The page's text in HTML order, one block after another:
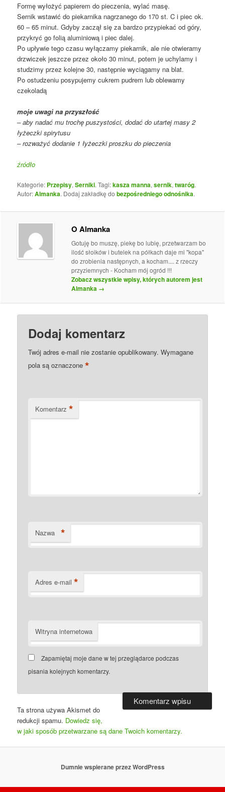
Formę wyłożyć papierem do pieczenia, wylać masę.
Sernik wstawić do piekarnika nagrzanego do 170 st. C i piec ok.
60 – 65 minut. Gdyby zaczął się za bardzo przypiekać od góry,
przykryć go folią aluminiową i piec dalej.
Po upływie tego czasu wyłączamy piekarnik, ale nie otwieramy
drzwiczek jeszcze przez około 30 minut, potem je uchylamy i
studzimy przez kolejne 30, następnie wyciągamy na blat.
Po ostudzeniu posypujemy cukrem pudrem lub oblewamy
czekoladą
moje uwagi na przyszłość
– aby nadać mu trochę puszystości, dodać do utartej masy 2
łyżeczki spirytusu
– rozważyć dodanie 1 łyżeczki proszku do pieczenia
źródło
Kategorie: Przepisy,Serniki. Tagi:kasza manna,sernik,twaróg.
Autor:Almanka. Dodaj zakładkę dobezpośredniego odnośnika.
O Almanka
Gotuję bo muszę, piekę bo lubię, przetwarzam bo
ilość słoików i butelek na półkach daje mi "kopa"
do zrobienia następnych, a kocham.... z rzeczy
przyziemnych - Kocham mój ogród !!!
Zobacz wszystkie wpisy, których autorem jest
Almanka →
Dodaj komentarz
Twój adres e-mail nie zostanie opublikowany. Wymagane
pola są oznaczone*
Komentarz *
Nazwa *
Adres e-mail *
Witryna internetowa
Zapamiętaj moje dane w tej przeglądarce podczas
pisania kolejnych komentarzy.
Ta strona używa Akismet do
redukcji spamu. Dowiedz się,
w jaki sposób przetwarzane są dane Twoich komentarzy.
Dumnie wspierane przez WordPress